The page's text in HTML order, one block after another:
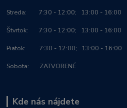
Streda: 7:30 - 12:00; 13:00 - 16:00
Štvrtok: 7:30 - 12:00; 13:00 - 16:00
Piatok: 7:30 - 12:00; 13:00 - 16:00
Sobota: ZATVORENÉ
Kde nás nájdete